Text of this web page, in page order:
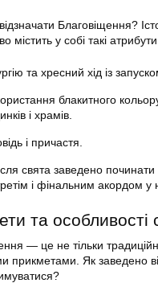
Благовіщення?
містить у собі такі
та хресний хід із
блакитного
і храмів.
і причастя.
свята заведено
і фінальним акордом у
та особливості
— це не тільки
прикметами. Як заведено